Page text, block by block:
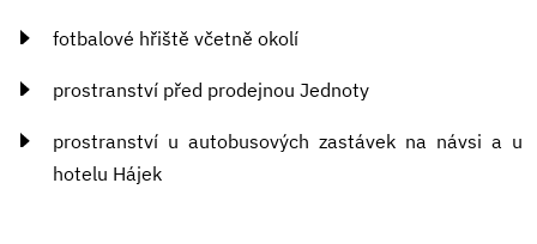
fotbalové hřiště včetně okolí
prostranství před prodejnou Jednoty
prostranství u autobusových zastávek na návsi a u
hotelu Hájek